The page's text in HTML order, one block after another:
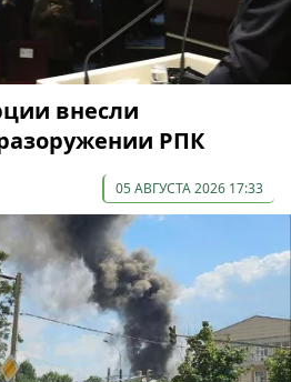
внесли
РПК
05 АВГУСТА 2026 17:33